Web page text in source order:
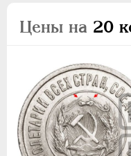
Цены на 20
2 КОПЕЙКИ
5 КОПЕЕК
10 КОПЕЕК
15 КОПЕЕК
20 КОПЕЕК
50 КОПЕЕК